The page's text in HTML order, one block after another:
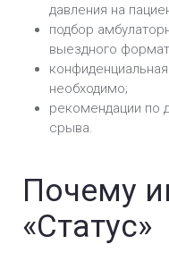
давления на
подбор
выездного
необходимо;
рекомендации по
срыва.
Почему
«Статус»